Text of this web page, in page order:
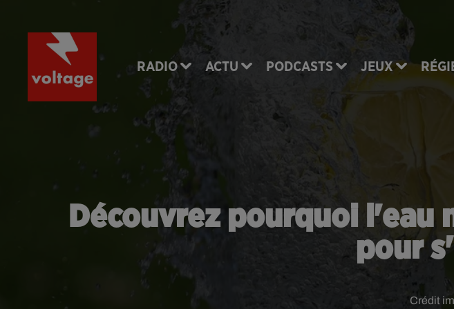
RADIO ACTU PODCASTS JEUX
Découvrez pourquoi l'eau
pour
Crédit